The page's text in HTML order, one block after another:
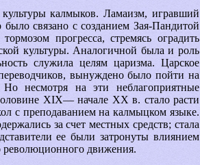
калмыков. Ламаизм, игравший
связано с созданием Зая-Пандитой
прогресса, стремясь оградить
культуры. Аналогичной была и роль
служила целям царизма. Царское
вынуждено было пойти на
несмотря на эти неблагоприятные
XIX— начале XX в. стало расти
с преподаванием на калмыцком языке.
за счет местных средств; стала
ее были затронуты влиянием
революционного движения.